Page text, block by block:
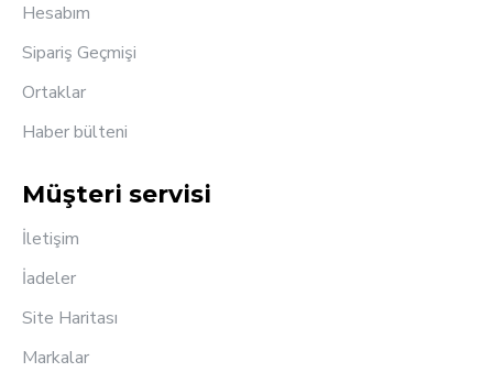
Hesabım
Sipariş Geçmişi
Ortaklar
Haber bülteni
Müşteri servisi
İletişim
İadeler
Site Haritası
Markalar